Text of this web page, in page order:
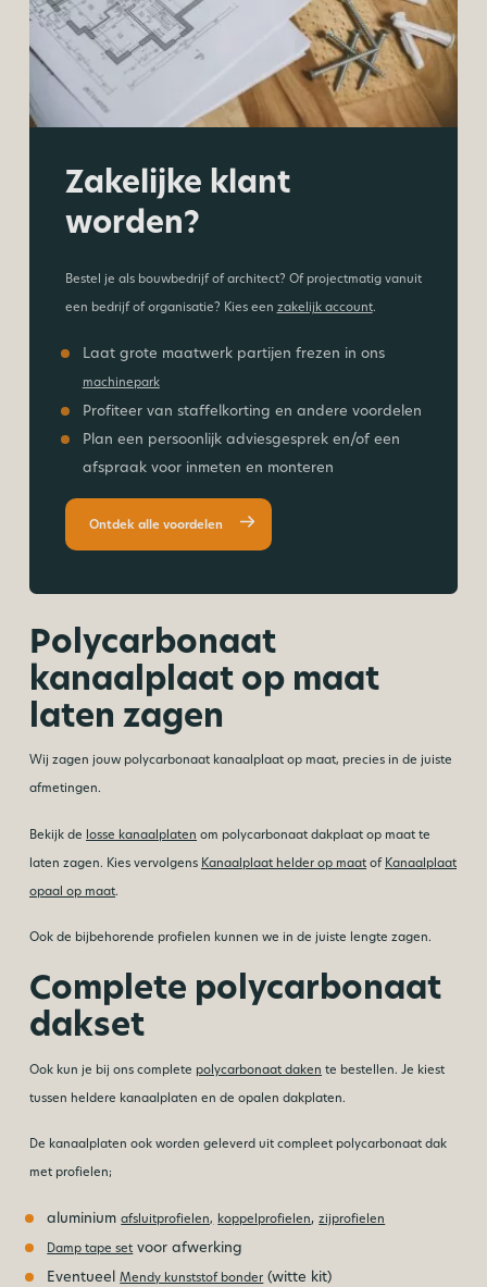
Zakelijke klant
worden?
Bestel je als bouwbedrijf of architect? Of projectmatig vanuit
een bedrijf of organisatie? Kies een zakelijk account.
Laat grote maatwerk partijen frezen in ons
machinepark
Profiteer van staffelkorting en andere voordelen
Plan een persoonlijk adviesgesprek en/of een
afspraak voor inmeten en monteren
Ontdek alle voordelen
Polycarbonaat
kanaalplaat op maat
laten zagen
Wij zagen jouw polycarbonaat kanaalplaat op maat, precies in de juiste
afmetingen.
Bekijk de losse kanaalplaten om polycarbonaat dakplaat op maat te
laten zagen. Kies vervolgens Kanaalplaat helder op maat of Kanaalplaat
opaal op maat.
Ook de bijbehorende profielen kunnen we in de juiste lengte zagen.
Complete polycarbonaat
dakset
Ook kun je bij ons complete polycarbonaat daken te bestellen. Je kiest
tussen heldere kanaalplaten en de opalen dakplaten.
De kanaalplaten ook worden geleverd uit compleet polycarbonaat dak
met profielen;
aluminiumafsluitprofielen, koppelprofielen,zijprofielen
Damp tape set voor afwerking
EventueelMendy kunststof bonder (witte kit)